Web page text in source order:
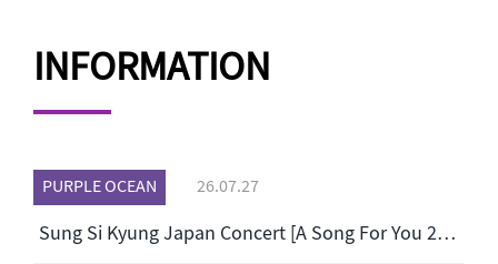
INFORMATION
PURPLE OCEAN 26.07.27
Sung Si Kyung Japan Concert [A Song For You 2026]今後のチケット販売についてご案内